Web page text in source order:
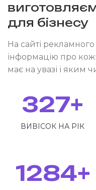
для бізнесу
На сайті
інформацію про
має на увазі і яким
327+
ВИВІСОК НА РІК
1284+